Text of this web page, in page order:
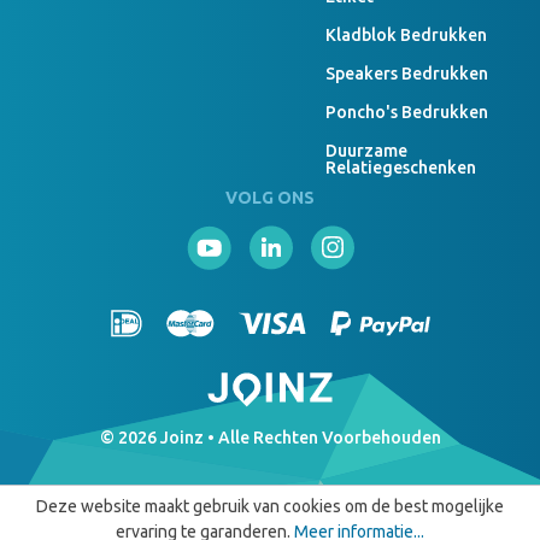
Kladblok Bedrukken
Speakers Bedrukken
Poncho's Bedrukken
Duurzame
Relatiegeschenken
VOLG ONS
© 2026 Joinz • Alle Rechten Voorbehouden
Deze website maakt gebruik van cookies om de best mogelijke
ervaring te garanderen. Meer informatie...